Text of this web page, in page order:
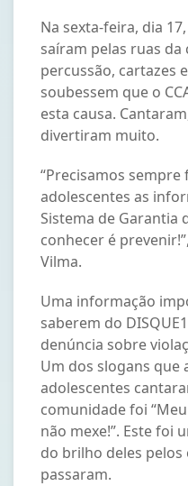
Na sexta-feira, dia
saíram pelas ruas
percussão, cartazes
soubessem que o
esta causa.
divertiram muito.
“Precisamos
adolescentes as
Sistema de Garantia
conhecer é
Vilma.
Uma informação
saberem do
denúncia sobre
Um dos slogans que
adolescentes
comunidade foi
não mexe!”. Este foi
do brilho deles
passaram.